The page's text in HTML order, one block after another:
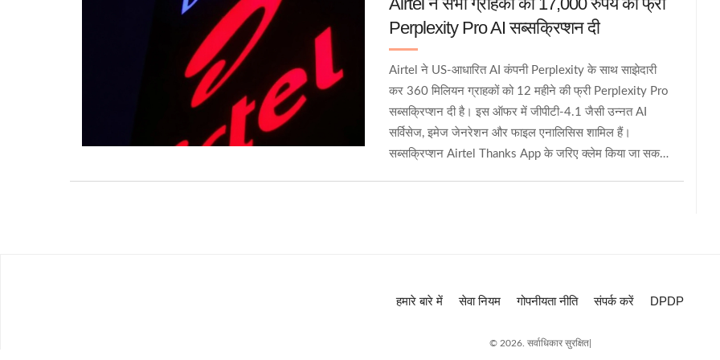
Perplexity Pro AI सब्सक्रिप्शन दी
Airtel ने US-आधारित AI कंपनी Perplexity के साथ साझेदारी
कर 360 मिलियन ग्राहकों को 12 महीने की फ्री Perplexity Pro
सब्सक्रिप्शन दी है। इस ऑफर में जीपीटी-4.1 जैसी उन्नत AI
सर्विसेज, इमेज जेनरेशन और फाइल एनालिसिस शामिल हैं।
सब्सक्रिप्शन Airtel Thanks App के जरिए क्लेम किया जा सकता
हमारे बारे में सेवा नियम गोपनीयता नीति संपर्क करें DPDP
© 2026. सर्वाधिकार सुरक्षित|